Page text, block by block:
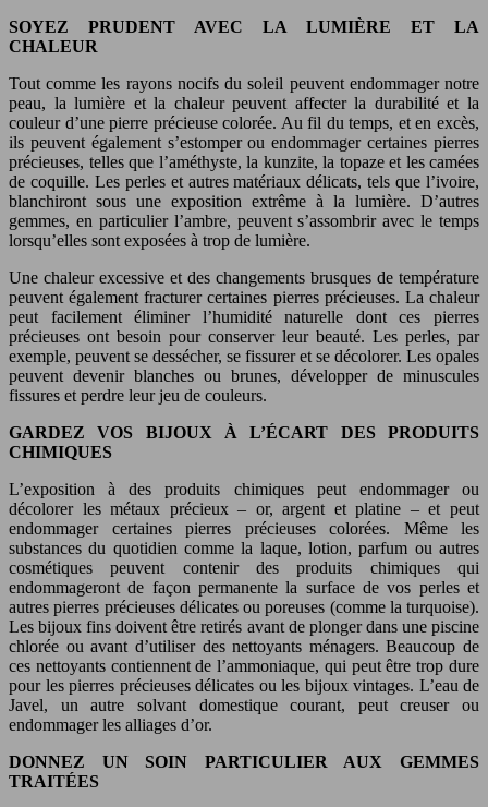
SOYEZ PRUDENT AVEC LA LUMIÈRE ET LA
CHALEUR
Tout comme les rayons nocifs du soleil peuvent endommager notre
peau, la lumière et la chaleur peuvent affecter la durabilité et la
couleur d’une pierre précieuse colorée. Au fil du temps, et en excès,
ils peuvent également s’estomper ou endommager certaines pierres
précieuses, telles que l’améthyste, la kunzite, la topaze et les camées
de coquille. Les perles et autres matériaux délicats, tels que l’ivoire,
blanchiront sous une exposition extrême à la lumière. D’autres
gemmes, en particulier l’ambre, peuvent s’assombrir avec le temps
lorsqu’elles sont exposées à trop de lumière.
Une chaleur excessive et des changements brusques de température
peuvent également fracturer certaines pierres précieuses. La chaleur
peut facilement éliminer l’humidité naturelle dont ces pierres
précieuses ont besoin pour conserver leur beauté. Les perles, par
exemple, peuvent se dessécher, se fissurer et se décolorer. Les opales
peuvent devenir blanches ou brunes, développer de minuscules
fissures et perdre leur jeu de couleurs.
GARDEZ VOS BIJOUX À L’ÉCART DES PRODUITS
CHIMIQUES
L’exposition à des produits chimiques peut endommager ou
décolorer les métaux précieux – or, argent et platine – et peut
endommager certaines pierres précieuses colorées. Même les
substances du quotidien comme la laque, lotion, parfum ou autres
cosmétiques peuvent contenir des produits chimiques qui
endommageront de façon permanente la surface de vos perles et
autres pierres précieuses délicates ou poreuses (comme la turquoise).
Les bijoux fins doivent être retirés avant de plonger dans une piscine
chlorée ou avant d’utiliser des nettoyants ménagers. Beaucoup de
ces nettoyants contiennent de l’ammoniaque, qui peut être trop dure
pour les pierres précieuses délicates ou les bijoux vintages. L’eau de
Javel, un autre solvant domestique courant, peut creuser ou
endommager les alliages d’or.
DONNEZ UN SOIN PARTICULIER AUX GEMMES
TRAITÉES